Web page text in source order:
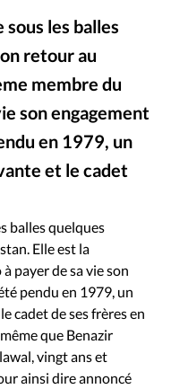
Culture
réveil
Monde
Aujourd'hui
Trait d'Ixène
les balles
retour au
membre du
son engagement
en 1979, un
et le cadet
balles quelques
Elle est la
payer de sa vie son
pendu en 1979, un
cadet de ses frères en
que Benazir
vingt ans et
ainsi dire annoncé